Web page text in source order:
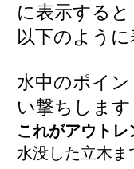
に表示すると
以下のよう
水中のポイ
い撃ちします
これがアウト
水没した立木